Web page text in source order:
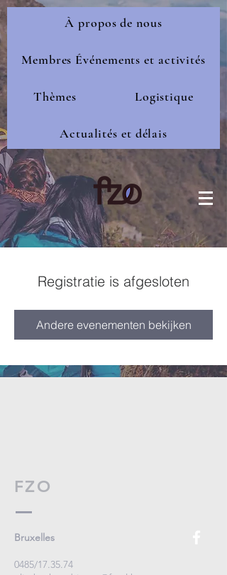
À propos de nous
Membres Événements et activités
Thèmes Logistique
Actualités et délais
Registratie is afgesloten
Andere evenementen bekijken
FZO
Bruxelles
0485/17.35.74